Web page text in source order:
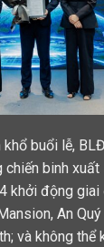
khổ buổi lễ,
binh xuất
khởi động
An
và không thể